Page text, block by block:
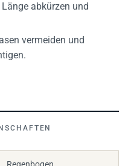
abkürzen und
vermeiden und